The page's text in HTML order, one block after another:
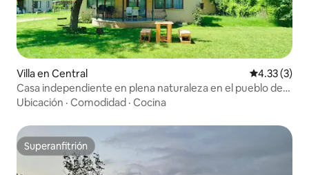
Villa en Central Calificación
4.33 (3)
Casa independiente en plena naturaleza en el pueblo de
Aydınpınar
Ubicación · Comodidad · Cocina
Superanfitrión
Superanfitrión